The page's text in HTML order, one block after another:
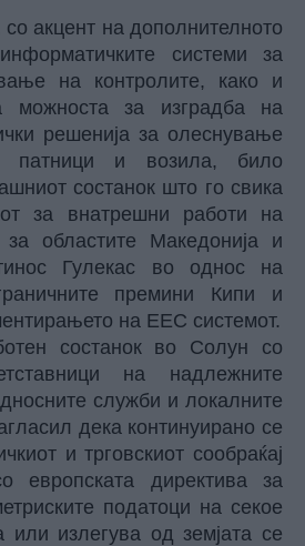
акцент на дополнителното
системи за
на контролите, како и
можноста за изградба на
решенија за олеснување
патници и возила, било
состанок што го свика
за внатрешни работи на
областите Македонија и
Гулекас во однос на
премини Кипи и
на ЕЕС системот.
состанок во Солун со
на надлежните
служби и локалните
дека континуирано се
и трговскиот сообраќај
европската директива за
податоци на секое
излегува од земјата се